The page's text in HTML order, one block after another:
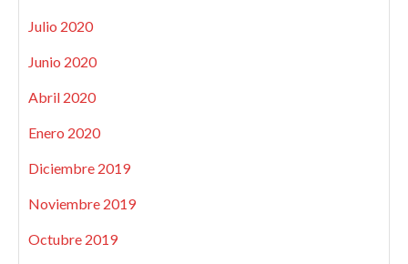
Julio 2020
Junio 2020
Abril 2020
Enero 2020
Diciembre 2019
Noviembre 2019
Octubre 2019